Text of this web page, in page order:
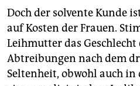
Doch der solvente Kunde
auf Kosten der Frauen.
Leihmutter das
Abtreibungen nach dem
Seltenheit, obwohl auch